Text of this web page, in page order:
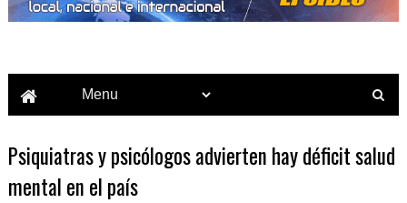
Psiquiatras y psicólogos advierten hay déficit salud
mental en el país